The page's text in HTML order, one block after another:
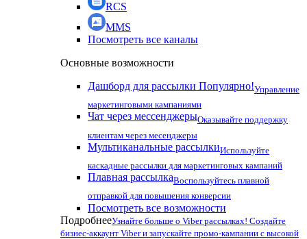
RCS
MMS
Посмотреть все каналы
Основные возможности
Дашборд для рассылки Популярно!Управление
маркетинговыми кампаниями
Чат через мессенджерыОказывайте поддержку
клиентам через месенджеры
Мультиканальные рассылкиИспользуйте
каскадные рассылки для маркетинговых кампаний
Плавная рассылкаВоспользуйтесь плавной
отправкой для повышения конверсии
Посмотреть все возможности
ПодробнееУзнайте больше о Viber рассылках! Создайте
бизнес-аккаунт Viber и запускайте промо-кампании с высокой